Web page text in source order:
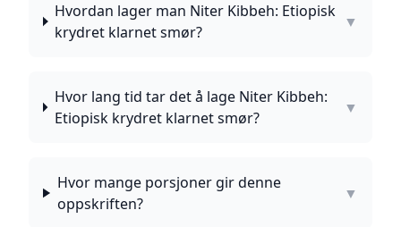
Hvordan lager man Niter Kibbeh: Etiopisk
krydret klarnet smør?
▼
Hvor lang tid tar det å lage Niter Kibbeh:
Etiopisk krydret klarnet smør?
▼
Hvor mange porsjoner gir denne
oppskriften?
▼